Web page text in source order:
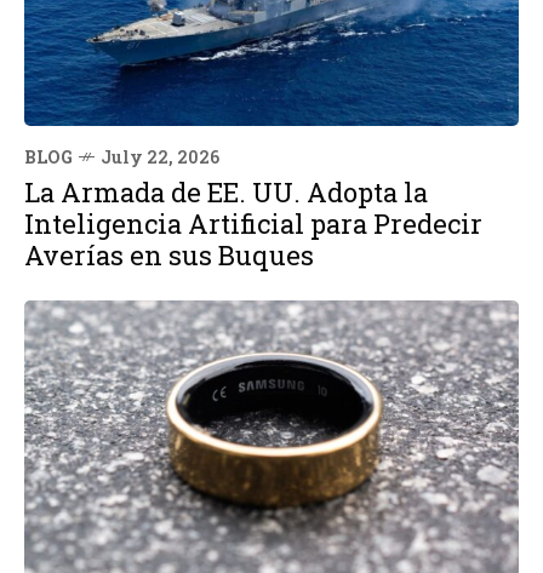
BLOG July 22, 2026
La Armada de EE. UU. Adopta la
Inteligencia Artificial para Predecir
Averías en sus Buques